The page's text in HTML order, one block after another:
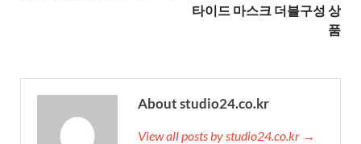
타이드 마스크 더블구성 상
품
About studio24.co.kr
View all posts by studio24.co.kr →